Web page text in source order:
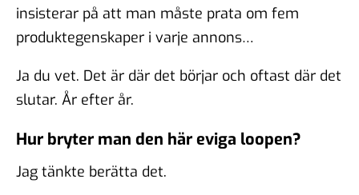
insisterar på att man måste prata om fem
produktegenskaper i varje annons…
Ja du vet. Det är där det börjar och oftast där det
slutar. År efter år.
Hur bryter man den här eviga loopen?
Jag tänkte berätta det.